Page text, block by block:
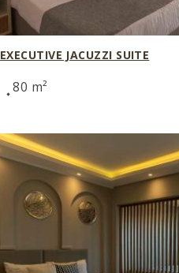
EXECUTIVE JACUZZI SUITE
80 m²